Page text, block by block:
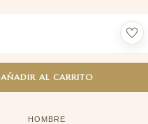
AÑADIR AL CARRITO
HOMBRE